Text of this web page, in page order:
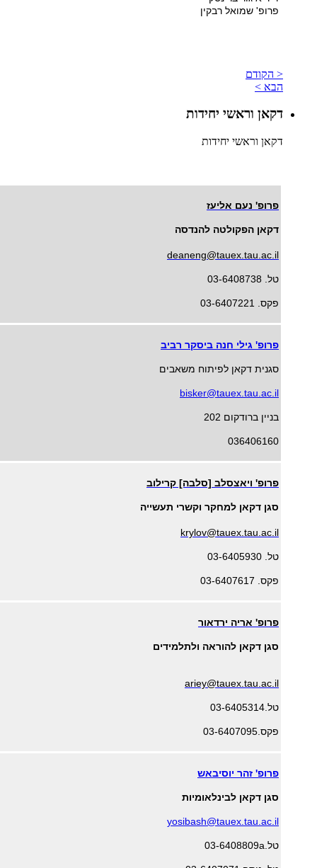
פרופ' שמואל רבקין
< הקודם
הבא >
דקאן וראשי יחידות
דקאן וראשי יחידות
פרופ' נעם אליעז
דקאן הפקולטה להנדסה
deaneng@tauex.tau.ac.il
טל. 03-6408738
פקס. 03-6407221
פרופ' גילי חנה ביסקר רביב
סגנית דקאן לפיתוח משאבים
bisker@tauex.tau.ac.il
בניין ברודקום 202
036406160
פרופ' ויאצסלב [סלבה] קרילוב
סגן דקאן למחקר וקשרי תעשייה
krylov@tauex.tau.ac.il
טל. 03-6405930
פקס. 03-6407617
פרופ' אריה ירדאור
סגן דקאן להוראה ולתלמידים
ariey@tauex.tau.ac.il
טל. 03-6405314
פקס. 03-6407095
פרופ' זהר יוסיבאש
סגן דקאן לבינלאומיות
yosibash@tauex.tau.ac.il
טל. 03-6408809a